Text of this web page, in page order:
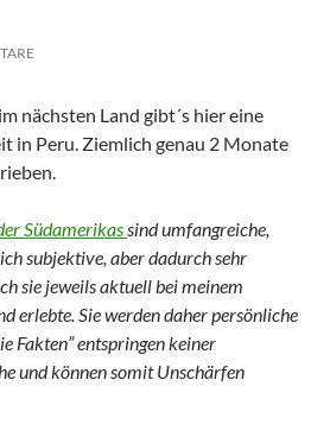
nächsten Land gibt´s hier eine
in Peru. Ziemlich genau 2 Monate
Südamerikassind umfangreiche,
subjektive, aber dadurch sehr
sie jeweils aktuell bei meinem
erlebte. Sie werden daher persönliche
Fakten” entspringen keiner
und können somit Unschärfen